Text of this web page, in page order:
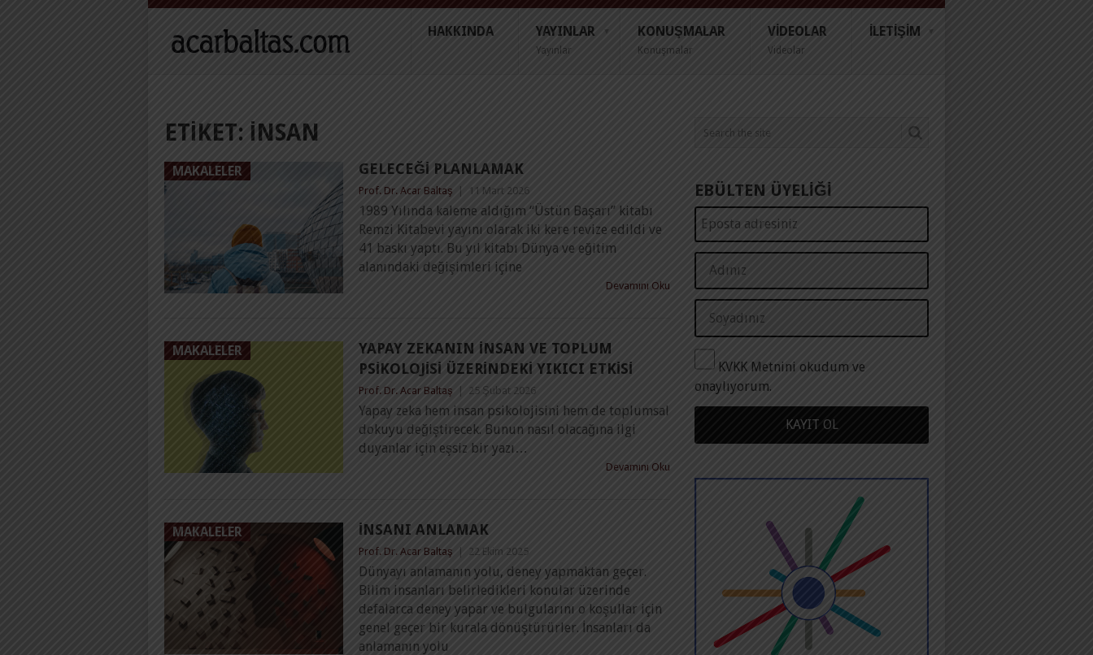
HAKKINDA YAYINLAR
Yayınlar
KONUŞMALAR
Konuşmalar
VIDEOLAR
Videolar
İLETIŞIM
ETIKET: INSAN
MAKALELER GELECEĞI PLANLAMAK
Prof. Dr. Acar Baltaş 11 Mart 2026
1989 Yılında kaleme aldığım “Üstün Başarı” kitabı
Remzi Kitabevi yayını olarak iki kere revize edildi ve
41 baskı yaptı. Bu yıl kitabı Dünya ve eğitim
alanındaki değişimleri içine
Devamını Oku
MAKALELER
YAPAY ZEKANIN İNSAN VE TOPLUM
PSIKOLOJISI ÜZERINDEKI YIKICI ETKISI
Prof. Dr. Acar Baltaş 25 Şubat 2026
Yapay zeka hem insan psikolojisini hem de toplumsal
dokuyu değiştirecek. Bunun nasıl olacağına ilgi
duyanlar için eşsiz bir yazı…
Devamını Oku
MAKALELER İNSANI ANLAMAK
Prof. Dr. Acar Baltaş 22 Ekim 2025
Dünyayı anlamanın yolu, deney yapmaktan geçer.
Bilim insanları belirledikleri konular üzerinde
defalarca deney yapar ve bulgularını o koşullar için
genel geçer bir kurala dönüştürürler. İnsanları da
anlamanın yolu
EBÜLTEN ÜYELİĞİ
KVKK Metnini okudum ve
onaylıyorum.